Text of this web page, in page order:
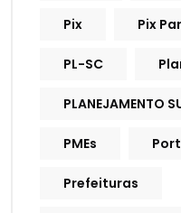
Pix Pix
PL-SC
PLANEJAMENTO
PMEs
Prefeituras